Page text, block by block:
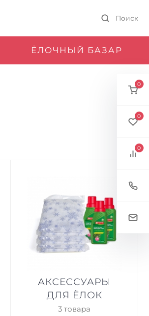
Поиск
ЁЛОЧНЫЙ БАЗАР
АКСЕССУАРЫ
ДЛЯ ЁЛОК
3 товара
0
0
0